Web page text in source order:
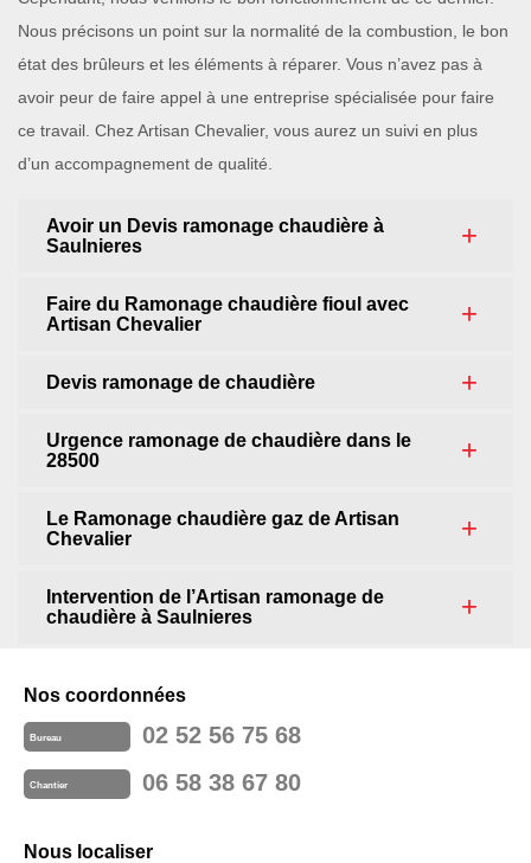
Nous précisons un point sur la normalité de la combustion, le bon
état des brûleurs et les éléments à réparer. Vous n’avez pas à
avoir peur de faire appel à une entreprise spécialisée pour faire
ce travail. Chez Artisan Chevalier, vous aurez un suivi en plus
d’un accompagnement de qualité.
Avoir un Devis ramonage chaudière à
Saulnieres
Faire du Ramonage chaudière fioul avec
Artisan Chevalier
Devis ramonage de chaudière
Urgence ramonage de chaudière dans le
28500
Le Ramonage chaudière gaz de Artisan
Chevalier
Intervention de l’Artisan ramonage de
chaudière à Saulnieres
Nos coordonnées
Bureau 02 52 56 75 68
Chantier 06 58 38 67 80
Nous localiser